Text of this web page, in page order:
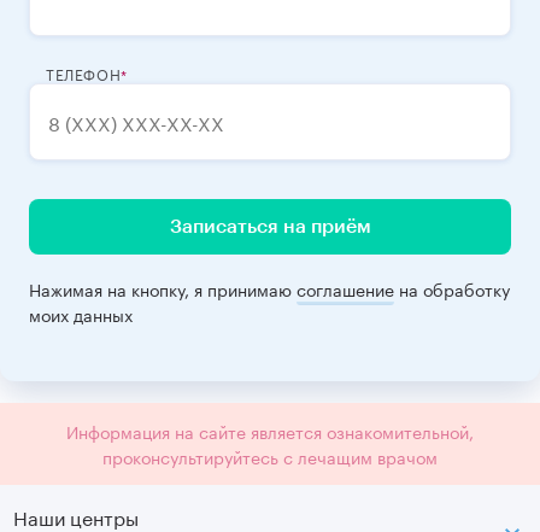
ТЕЛЕФОН
Записаться на приём
Нажимая на кнопку, я принимаюсоглашение на обработку
моих данных
Информация на сайте является ознакомительной,
проконсультируйтесь с лечащим врачом
Наши центры